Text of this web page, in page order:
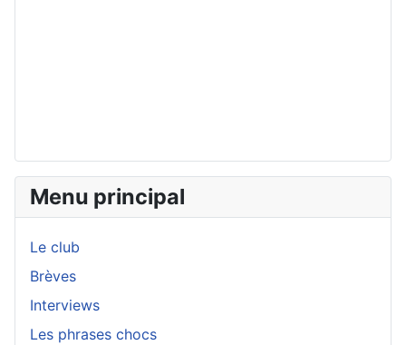
Menu principal
Le club
Brèves
Interviews
Les phrases chocs